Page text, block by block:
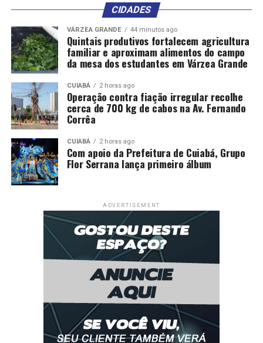
CIDADES
VÁRZEA GRANDE 44 minutos ago
Quintais produtivos fortalecem agricultura
familiar e aproximam alimentos do campo
da mesa dos estudantes em Várzea Grande
CUIABÁ 2 horas ago
Operação contra fiação irregular recolhe
cerca de 700 kg de cabos na Av. Fernando
Corrêa
CUIABÁ 2 horas ago
Com apoio da Prefeitura de Cuiabá, Grupo
Flor Serrana lança primeiro álbum
ADVERTISEMENT